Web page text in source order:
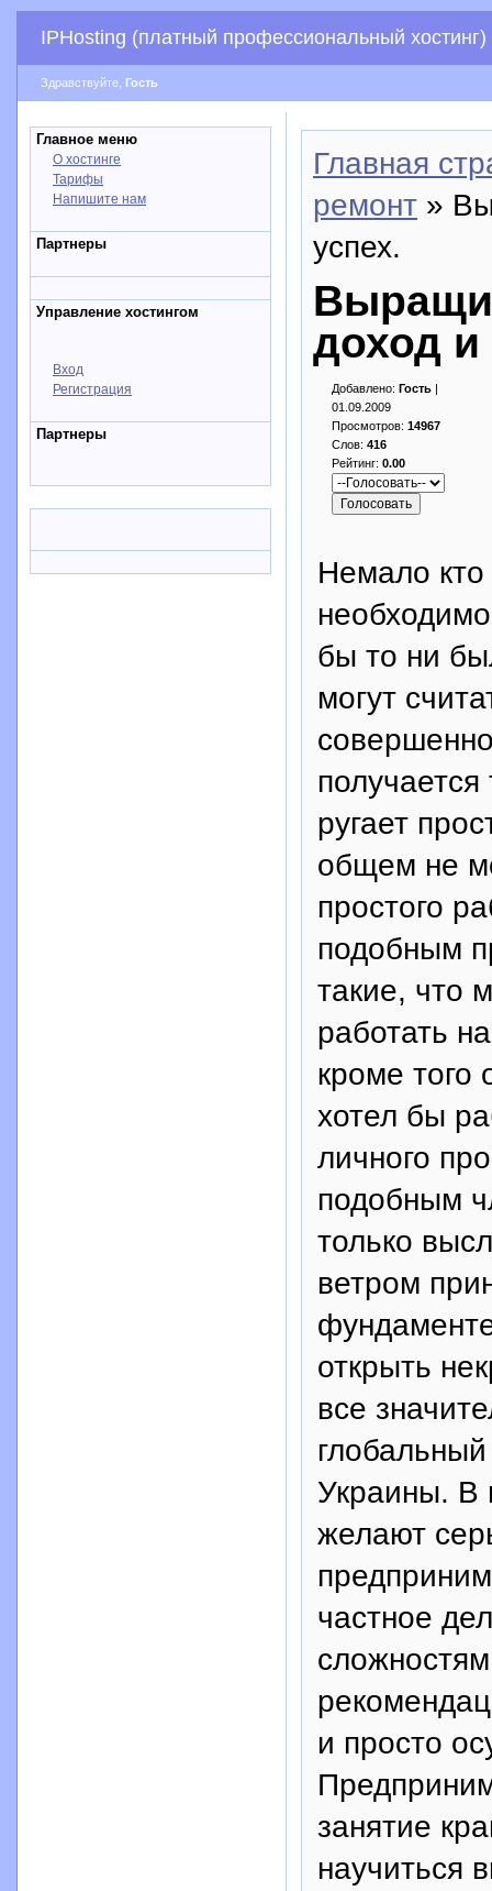
IPHosting (платный профессиональный хостинг)
Здравствуйте, Гость
Главное меню
О хостинге
Тарифы
Напишите нам
Партнеры
Управление хостингом
Вход
Регистрация
Партнеры
Главная
ремонт »
успех.
доход и
Добавлено: Гость |
01.09.2009
Просмотров: 14967
Слов: 416
Рейтинг: 0.00
Немало кто
бы то ни
могут
ругает
общем не
простого
подобным
такие, что
работать
кроме того
хотел бы
личного
подобным
только
ветром
открыть
все
Украины. В
желают
частное
и просто
занятие
научиться